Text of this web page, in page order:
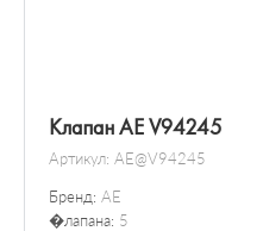
Клапан AE V94245
Артикул: AE@V94245
Бренд: AE
�лапана: 5